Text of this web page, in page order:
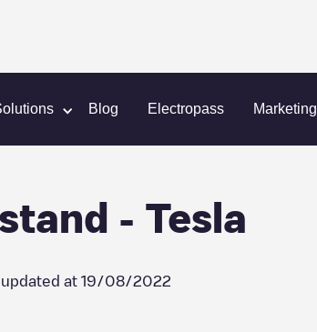
Blog Electropass Marketing
Exeter Inn by the Bandstand - Tesla
- Tesla
at 19/08/2022